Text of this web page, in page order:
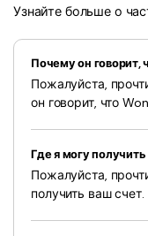
Узнайте больше о
Почему он говорит,
Пожалуйста,
он говорит, что
Где я могу
Пожалуйста,
получить ваш счет.